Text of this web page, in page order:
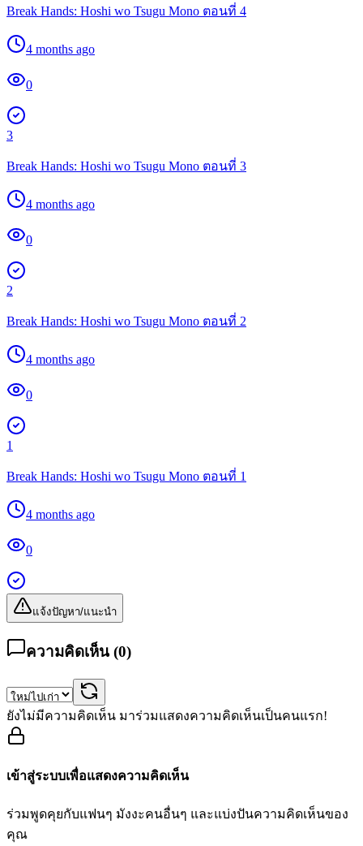
Break Hands: Hoshi wo Tsugu Mono ตอนที่ 4
4 months ago
0
3
Break Hands: Hoshi wo Tsugu Mono ตอนที่ 3
4 months ago
0
2
Break Hands: Hoshi wo Tsugu Mono ตอนที่ 2
4 months ago
0
1
Break Hands: Hoshi wo Tsugu Mono ตอนที่ 1
4 months ago
0
แจ้งปัญหา/แนะนำ
ความคิดเห็น (0)
ยังไม่มีความคิดเห็น มาร่วมแสดงความคิดเห็นเป็นคนแรก!
เข้าสู่ระบบเพื่อแสดงความคิดเห็น
ร่วมพูดคุยกับแฟนๆ มังงะคนอื่นๆ และแบ่งปันความคิดเห็นของ
คุณ